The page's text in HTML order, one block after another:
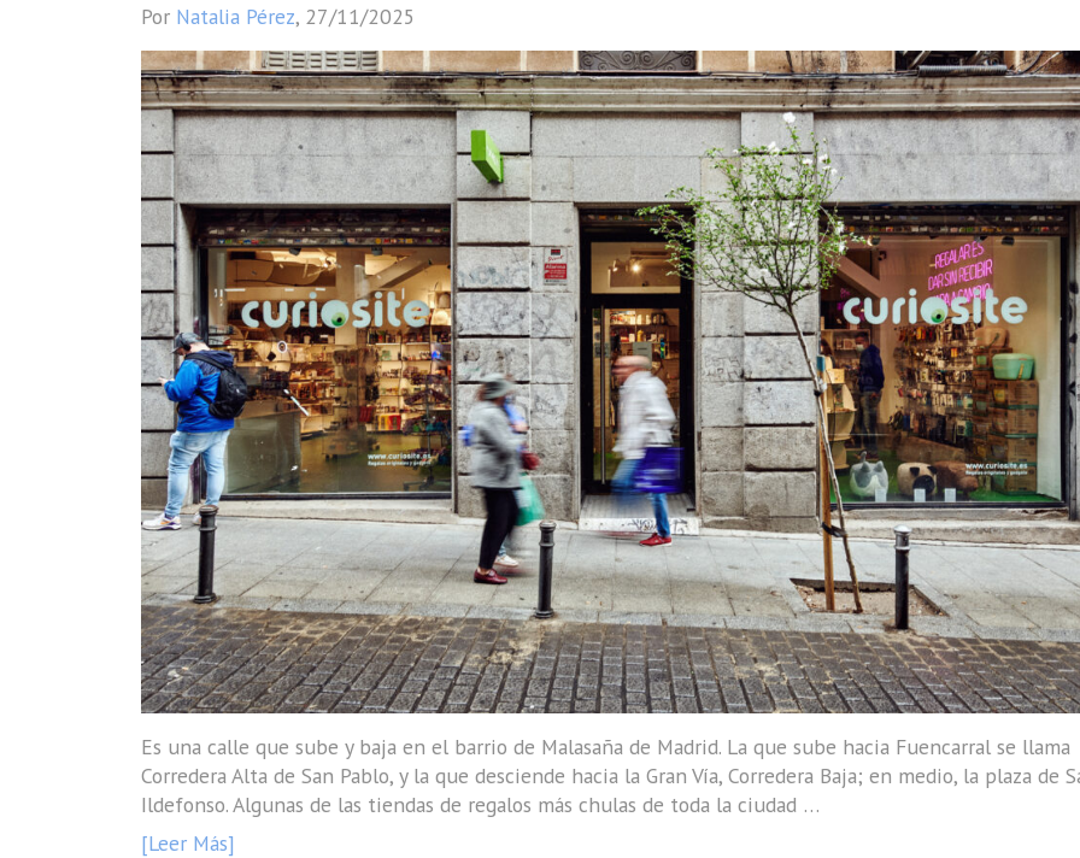
Por Natalia Pérez, 27/11/2025
Es una calle que sube y baja en el barrio de Malasaña de Madrid. La que sube hacia Fuencarral se llama
Corredera Alta de San Pablo, y la que desciende hacia la Gran Vía, Corredera Baja; en medio, la plaza de
Ildefonso. Algunas de las tiendas de regalos más chulas de toda la ciudad …
[Leer Más]